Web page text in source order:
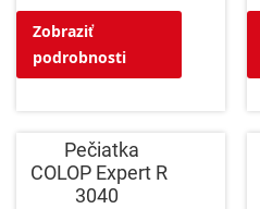
Zobraziť
podrobnosti
Pečiatka
COLOP Expert R
3040